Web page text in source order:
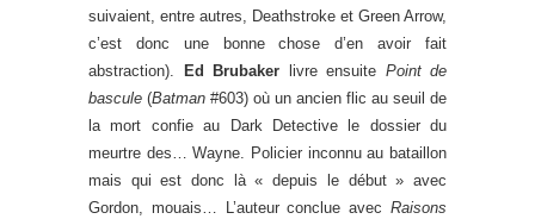
suivaient, entre autres, Deathstroke et Green Arrow,
c’est donc une bonne chose d’en avoir fait
abstraction).
Ed Brubaker livre ensuite Point de
bascule (Batman #603) où un ancien flic au seuil de
la mort confie au Dark Detective le dossier du
meurtre des… Wayne. Policier inconnu au bataillon
mais qui est donc là « depuis le début » avec
Gordon, mouais… L’auteur conclue avec Raisons